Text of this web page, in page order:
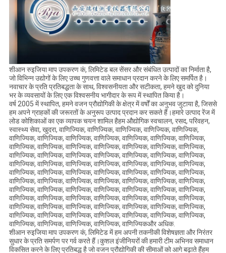
शीआन रुइजिया माप उपकरण कं, लिमिटेड बल सेंसर और संबंधित उत्पादों का निर्माता है,
जो विभिन्न उद्योगों के लिए उच्च गुणवत्ता वाले समाधान प्रदान करने के लिए समर्पित है।
नवाचार के प्रति प्रतिबद्धता के साथ, विश्वसनीयता और सटीकता, हमने खुद को दुनिया
भर के व्यवसायों के लिए एक विश्वसनीय भागीदार के रूप में स्थापित किया है।
वर्ष 2005 में स्थापित, हमने वजन प्रौद्योगिकी के क्षेत्र में वर्षों का अनुभव जुटाया है, जिससे
हम अपने ग्राहकों की जरूरतों के अनुरूप उत्पाद प्रदान कर सकते हैं।हमारे उत्पाद रेंज में
लोड कोशिकाओं का एक व्यापक चयन शामिल हैहम औद्योगिक स्वचालन, रसद, परिवहन,
स्वास्थ्य सेवा, खुदरा, वाणिज्यिक, वाणिज्यिक, वाणिज्यिक, वाणिज्यिक, वाणिज्यिक,
वाणिज्यिक, वाणिज्यिक, वाणिज्यिक, वाणिज्यिक, वाणिज्यिक, वाणिज्यिक, वाणिज्यिक,
वाणिज्यिक, वाणिज्यिक, वाणिज्यिक, वाणिज्यिक, वाणिज्यिक, वाणिज्यिक, वाणिज्यिक,
वाणिज्यिक, वाणिज्यिक, वाणिज्यिक, वाणिज्यिक, वाणिज्यिक, वाणिज्यिक, वाणिज्यिक,
वाणिज्यिक, वाणिज्यिक, वाणिज्यिक, वाणिज्यिक, वाणिज्यिक, वाणिज्यिक, वाणिज्यिक,
वाणिज्यिक, वाणिज्यिक, वाणिज्यिक, वाणिज्यिक, वाणिज्यिक, वाणिज्यिक, वाणिज्यिक,
वाणिज्यिक, वाणिज्यिक, वाणिज्यिक, वाणिज्यिक, वाणिज्यिक, वाणिज्यिक, वाणिज्यिक,
वाणिज्यिक, वाणिज्यिक, वाणिज्यिक, वाणिज्यिक, वाणिज्यिक, वाणिज्यिक, वाणिज्यिक,
वाणिज्यिक, वाणिज्यिक, वाणिज्यिक, वाणिज्यिक, वाणिज्यिक, वाणिज्यिक, वाणिज्यिक,
वाणिज्यिक, वाणिज्यिक, वाणिज्यिक, वाणिज्यिक, वाणिज्यिक, वाणिज्यिक, वाणिज्यिक,
वाणिज्यिक, वाणिज्यिक, वाणिज्यिक, वाणिज्यिक, वाणिज्यिक, वाणिज्यिक, वाणिज्यिक,
वाणिज्यिक, वाणिज्यिक, वाणिज्यिक, वाणिज्यिक, वाणिज्यिकऔर अधिक.
शीआन रुइजिया माप उपकरण कं, लिमिटेड में हम अपनी तकनीकी विशेषज्ञता और निरंतर
सुधार के प्रति समर्पण पर गर्व करते हैं।कुशल इंजीनियरों की हमारी टीम अभिनव समाधान
विकसित करने के लिए प्रतिबद्ध है जो वजन प्रौद्योगिकी की सीमाओं को आगे बढ़ाते हैंहम